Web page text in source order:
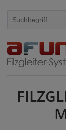
Skip